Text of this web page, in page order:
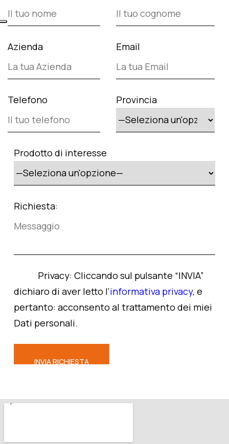
Azienda Email
Telefono Provincia
Prodotto di interesse
Richiesta:
Privacy: Cliccando sul pulsante “INVIA”
dichiaro di aver letto l’informativa privacy, e
pertanto: acconsento al trattamento dei miei
Dati personali.